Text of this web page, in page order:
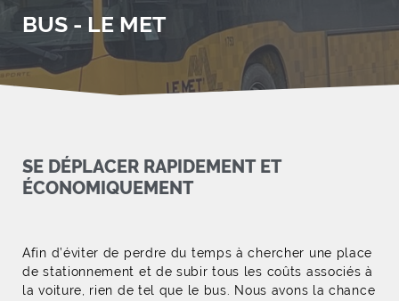
BUS - LE MET
SE DÉPLACER RAPIDEMENT ET
ÉCONOMIQUEMENT
Afin d’éviter de perdre du temps à chercher une place
de stationnement et de subir tous les coûts associés à
la voiture, rien de tel que le bus. Nous avons la chance